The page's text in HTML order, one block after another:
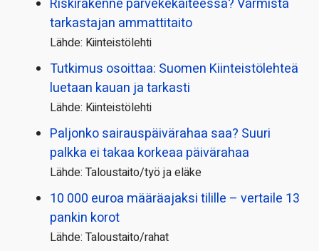
Riskirakenne parvekekaiteessa? Varmista
tarkastajan ammattitaito
Lähde: Kiinteistölehti
Tutkimus osoittaa: Suomen Kiinteistölehteä
luetaan kauan ja tarkasti
Lähde: Kiinteistölehti
Paljonko sairauspäivä­rahaa saa? Suuri
palkka ei takaa korkeaa päivärahaa
Lähde: Taloustaito/työ ja eläke
10 000 euroa määräajaksi tilille – vertaile 13
pankin korot
Lähde: Taloustaito/rahat